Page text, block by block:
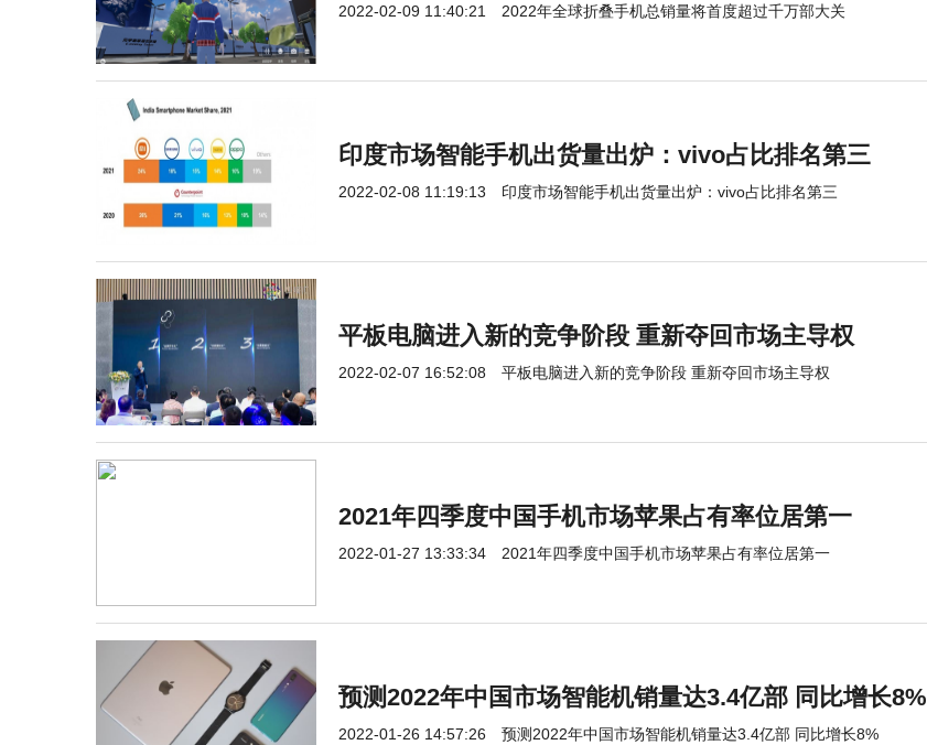
2022-02-09 11:40:21 2022年全球折叠手机总销量将首度超过千万部大关
印度市场智能手机出货量出炉：vivo占比排名第三
2022-02-08 11:19:13 印度市场智能手机出货量出炉：vivo占比排名第三
平板电脑进入新的竞争阶段 重新夺回市场主导权
2022-02-07 16:52:08 平板电脑进入新的竞争阶段 重新夺回市场主导权
2021年四季度中国手机市场苹果占有率位居第一
2022-01-27 13:33:34 2021年四季度中国手机市场苹果占有率位居第一
预测2022年中国市场智能机销量达3.4亿部 同比增长8%
2022-01-26 14:57:26 预测2022年中国市场智能机销量达3.4亿部 同比增长8%